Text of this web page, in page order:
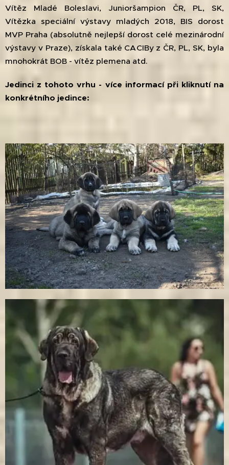
Vítěz Mladé Boleslavi, Junioršampion ČR, PL, SK,
Vítězka speciální výstavy mladých 2018, BIS dorost
MVP Praha (absolutně nejlepší dorost celé mezinárodní
výstavy v Praze), získala také CACIBy z ČR, PL, SK, byla
mnohokrát BOB - vítěz plemena atd.
Jedinci z tohoto vrhu - více informací při kliknutí na
konkrétního jedince: